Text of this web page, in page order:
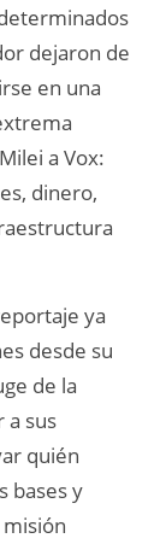
dejaron de
en una
a Vox:
dinero,
ya
desde su
de la
a sus
quién
bases y